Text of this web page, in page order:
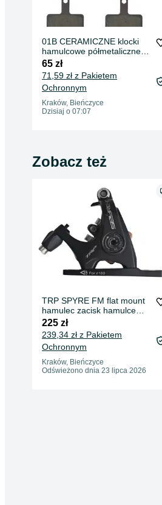
01B CERAMICZNE klocki
hamulcowe półmetaliczne
semi-metal
65 zł
71,59 zł z Pakietem
Ochronnym
Kraków, Bieńczyce
Dzisiaj o 07:07
Zobacz też
TRP SPYRE FM flat mount
hamulec zacisk hamulce
szosowezaciski
225 zł
239,34 zł z Pakietem
Ochronnym
Kraków, Bieńczyce
Odświeżono dnia 23 lipca 2026